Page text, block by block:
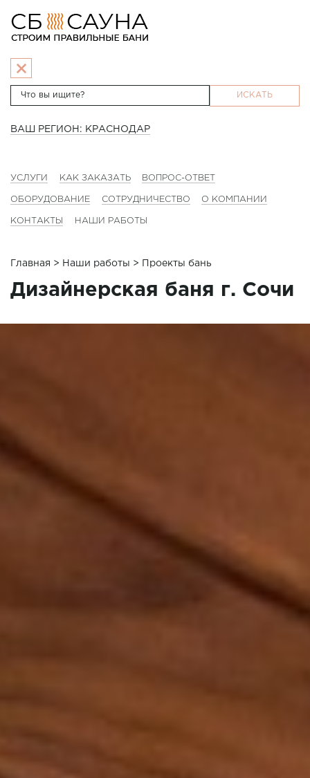
ИСКАТЬ
ВАШ РЕГИОН: КРАСНОДАР
УСЛУГИ КАК ЗАКАЗАТЬ ВОПРОС-ОТВЕТ
ОБОРУДОВАНИЕ СОТРУДНИЧЕСТВО О КОМПАНИИ
КОНТАКТЫ НАШИ РАБОТЫ
Главная > Наши работы > Проекты бань
Дизайнерская баня г. Сочи